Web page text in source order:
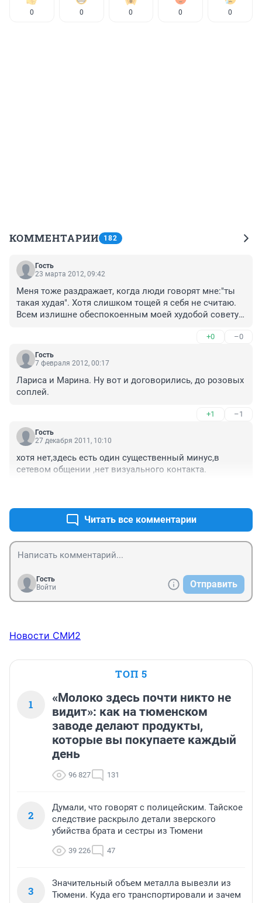
0 0 0 0 0
КОММЕНТАРИИ 182
Гость
23 марта 2012, 09:42
Меня тоже раздражает, когда люди говорят мне:"ты
такая худая". Хотя слишком тощей я себя не считаю.
Всем излишне обеспокоенным моей худобой советую
+0 –0
Гость
7 февраля 2012, 00:17
Лариса и Марина. Ну вот и договорились, до розовых
соплей.
+1 –1
Гость
27 декабря 2011, 10:10
хотя нет,здесь есть один существенный минус,в
сетевом общении ,нет визуального контакта.
Читать все комментарии
Гость
Войти
Отправить
Новости СМИ2
ТОП 5
1
«Молоко здесь почти никто не
видит»: как на тюменском
заводе делают продукты,
которые вы покупаете каждый
день
96 827 131
2
Думали, что говорят с полицейским. Тайское
следствие раскрыло детали зверского
убийства брата и сестры из Тюмени
39 226 47
3
Значительный объем металла вывезли из
Тюмени. Куда его транспортировали и зачем